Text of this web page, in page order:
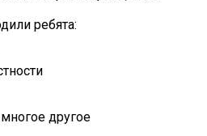
ребята:
другое